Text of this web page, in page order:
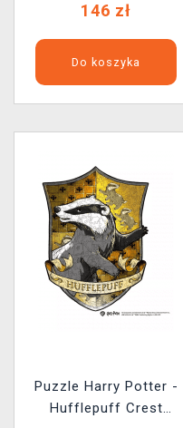
146 zł
Do koszyka
Puzzle Harry Potter -
Hufflepuff Crest